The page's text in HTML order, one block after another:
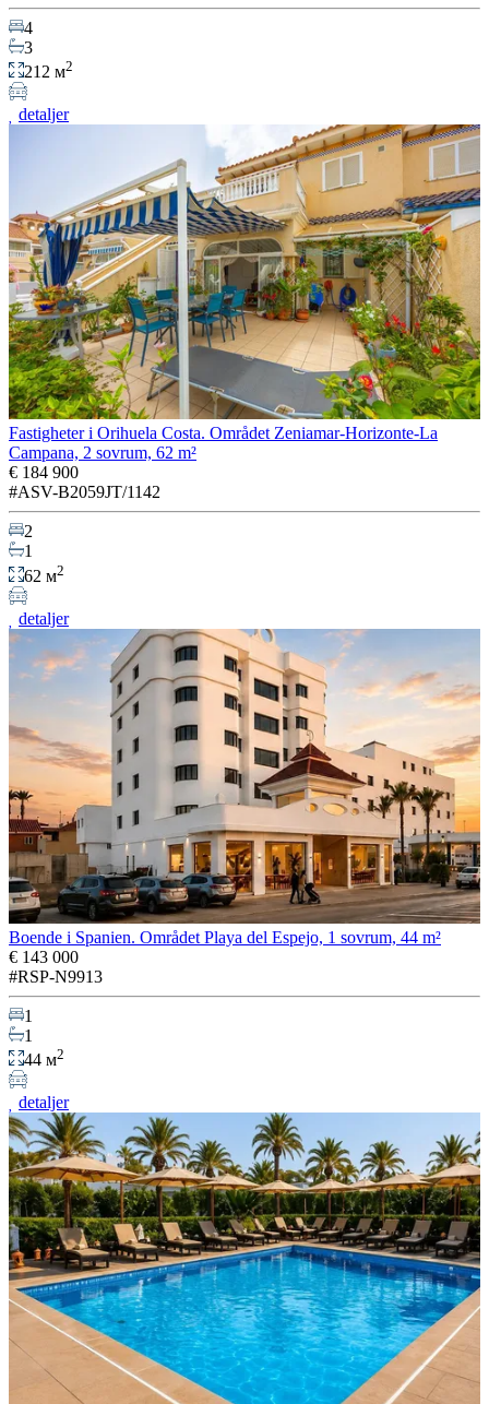
4
3
212 м2
detaljer
Fastigheter i Orihuela Costa. Området Zeniamar-Horizonte-La
Campana, 2 sovrum, 62 m²
€ 184 900
#ASV-B2059JT/1142
2
1
62 м2
detaljer
Boende i Spanien. Området Playa del Espejo, 1 sovrum, 44 m²
€ 143 000
#RSP-N9913
1
1
44 м2
detaljer